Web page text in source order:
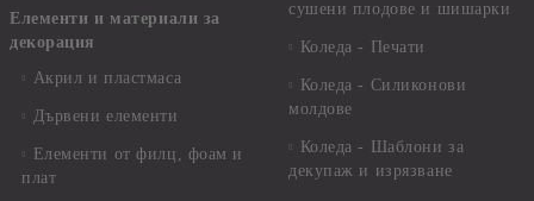
Елементи и материали за
декорация
Акрил и пластмаса
Дървени елементи
Елементи от филц, фоам и
плат
сушени плодове и шишарки
Коледа - Печати
Коледа - Силиконови
молдове
Коледа - Шаблони за
декупаж и изрязване